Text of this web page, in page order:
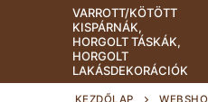
VARROTT/KÖTÖTT
KISPÁRNÁK,
HORGOLT TÁSKÁK,
HORGOLT
LAKÁSDEKORÁCIÓK
KEZDŐLAP